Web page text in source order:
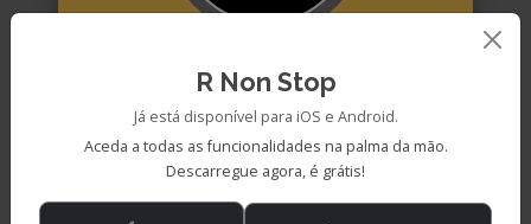
Username
Palavra-Passe
R Non Stop
Já está disponível para iOS e Android.
Aceda a todas as funcionalidades na palma da mão.
Descarregue agora, é grátis!